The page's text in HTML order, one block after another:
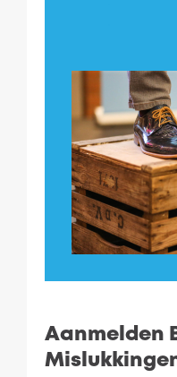
Aanmelden